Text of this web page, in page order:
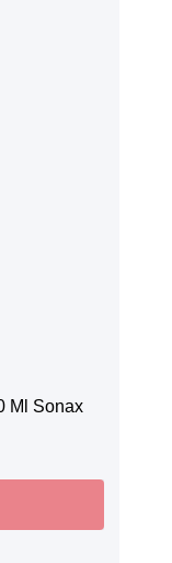
Ml Sonax